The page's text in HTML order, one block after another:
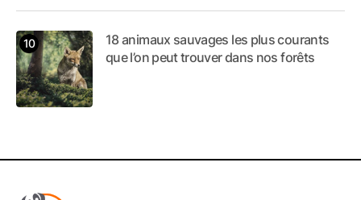
18 animaux sauvages les plus courants
que l’on peut trouver dans nos forêts